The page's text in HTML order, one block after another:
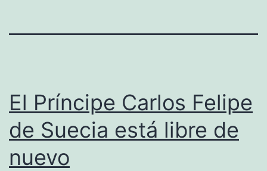
El Príncipe Carlos Felipe
de Suecia está libre de
nuevo